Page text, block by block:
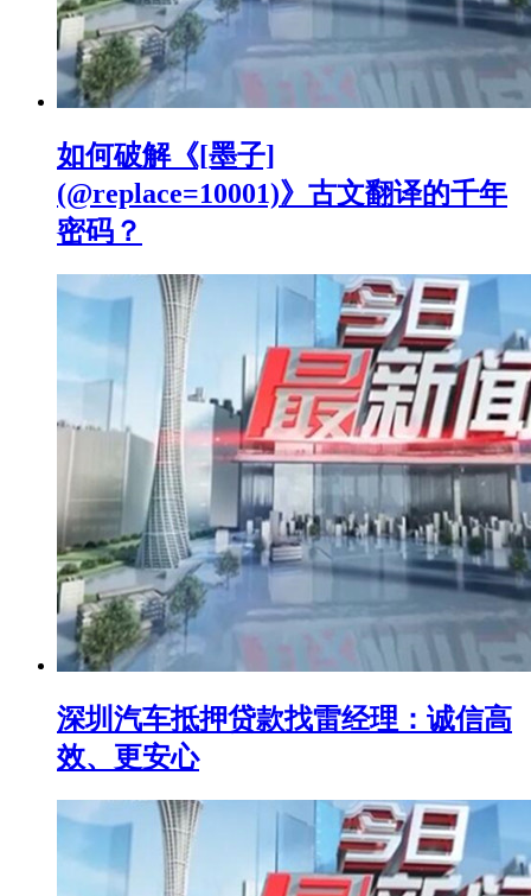
如何破解《[墨子]
(@replace=10001)》古文翻译的千年
密码？
深圳汽车抵押贷款找雷经理：诚信高
效、更安心